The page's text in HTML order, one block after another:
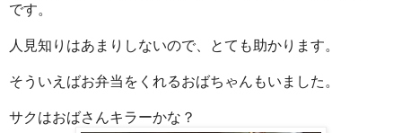
です。
人見知りはあまりしないので、とても助かります。
そういえばお弁当をくれるおばちゃんもいました。
サクはおばさんキラーかな？